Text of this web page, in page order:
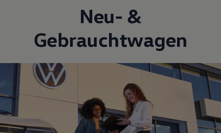
Neu- &
Gebrauchtwagen